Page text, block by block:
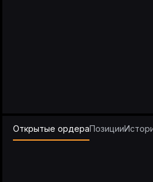
Открытые ордераПозиции